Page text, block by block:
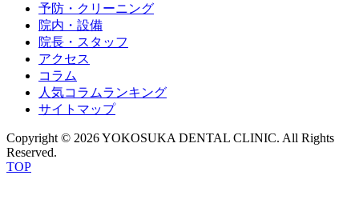
予防・クリーニング
院内・設備
院長・スタッフ
アクセス
コラム
人気コラムランキング
サイトマップ
Copyright © 2026 YOKOSUKA DENTAL CLINIC. All Rights
Reserved.
TOP